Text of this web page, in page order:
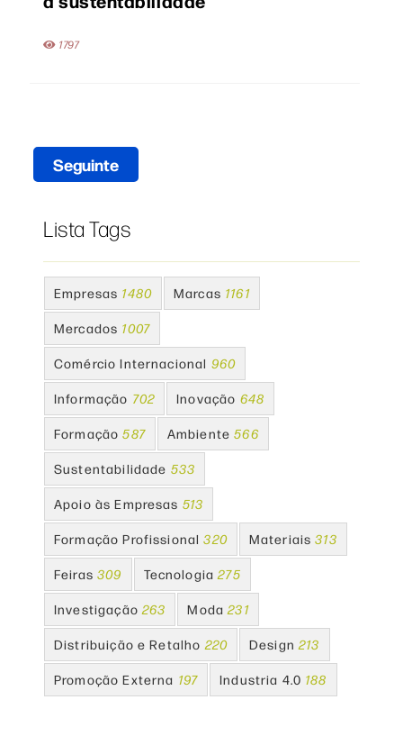
1797
Seguinte
Lista Tags
Empresas 1480 Marcas 1161
Mercados 1007
Comércio Internacional 960
Informação 702 Inovação 648
Formação 587 Ambiente 566
Sustentabilidade 533
Apoio às Empresas 513
Formação Profissional 320 Materiais 313
Feiras 309 Tecnologia 275
Investigação 263 Moda 231
Distribuição e Retalho 220 Design 213
Promoção Externa 197 Industria 4.0 188